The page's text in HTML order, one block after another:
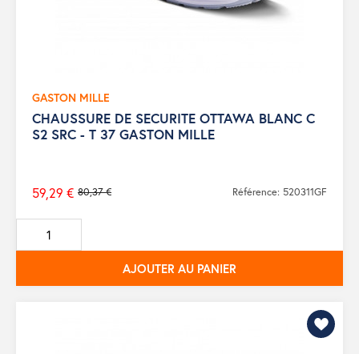
GASTON MILLE
CHAUSSURE DE SECURITE OTTAWA BLANC C
S2 SRC - T 37 GASTON MILLE
Prix
de
base
80,37 €
59,29 € Référence: 520311GF
AJOUTER AU PANIER